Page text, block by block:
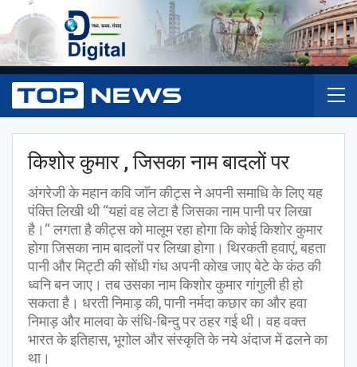
किशोर कुमार , जिसका नाम बादलों पर
अंगरेजी के महान कवि जाॅन कीट्स ने अपनी समाधि के लिए यह
पंक्ति लिखी थी ‘‘यहां वह लेटा है जिसका नाम पानी पर लिखा
है।‘‘ लगता है कीट्स को मालूम रहा होगा कि कोई किशोर कुमार
होगा जिसका नाम बादलों पर लिखा होगा। थिरकती हवाएं, बहता
पानी और मिट्टी की सोंधी गंध अपनी कोख जाए बेटे के कंठ की
ध्वनि बन जाए। तब उसका नाम किशोर कुमार गांगुली ही हो
सकता है। धरती निमाड़ की, पानी नर्मदा कछार का और हवा
निमाड़ और मालवा के संधि-बिन्दु पर ठहर गई थी। वह वक्त
भारत के इतिहास, भूगोल और संस्कृति के नये अंदाज में ढलने का
था।